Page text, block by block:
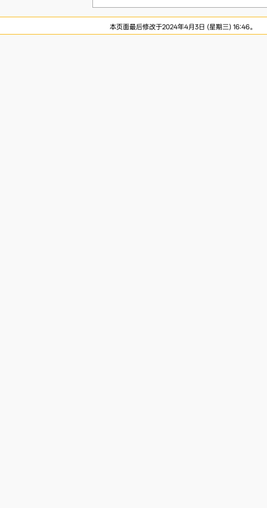
本页面最后修改于2024年4月3日 (星期三) 16:46。